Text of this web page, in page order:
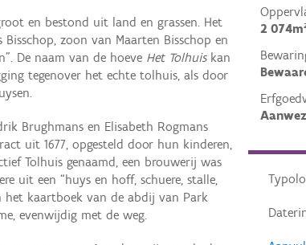
2
en bestond uit land en grassen. Het
zoon van Maarten Bisschop en
De naam van de hoeve Het Tolhuiskan
tegenover het echte tolhuis, als door
Brughmans en Elisabeth Rogmans
uit 1677, opgesteld door hun kinderen,
Tolhuis genaamd, een brouwerij was
uit een “huys en hoff, schuere, stalle,
het kaartboek van de abdij van Park
evenwijdig met de weg.